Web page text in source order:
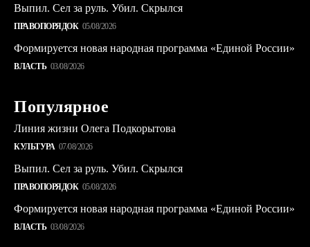
Выпил. Сел за руль. Убил. Скрылся
ПРАВОПОРЯДОК 05/08/2026
Формируется новая народная программа «Единой России»
ВЛАСТЬ 03/08/2026
Популярное
Линия жизни Олега Подкорытова
КУЛЬТУРА 07/08/2026
Выпил. Сел за руль. Убил. Скрылся
ПРАВОПОРЯДОК 05/08/2026
Формируется новая народная программа «Единой России»
ВЛАСТЬ 03/08/2026